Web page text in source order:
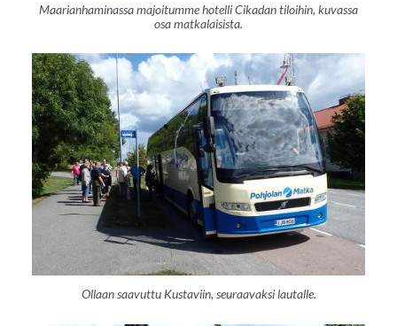
Maarianhaminassa majoitumme hotelli Cikadan tiloihin, kuvassa
osa matkalaisista.
Ollaan saavuttu Kustaviin, seuraavaksi lautalle.